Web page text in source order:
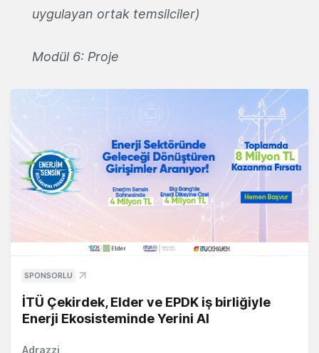
uygulayan ortak temsilciler)
Modül 6: Proje
SPONSORLU
İTÜ Çekirdek, Elder ve EPDK iş birliğiyle
Enerji Ekosisteminde Yerini Al
Adrazzi